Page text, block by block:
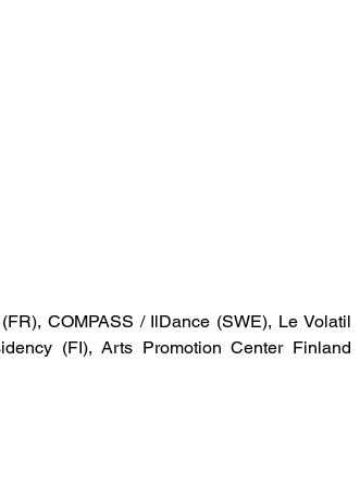
COMPASS / IlDance (SWE), Le Volatil
(FI), Arts Promotion Center Finland